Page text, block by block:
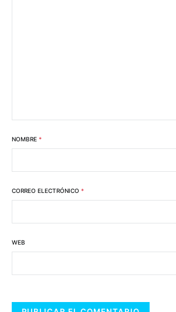
NOMBRE *
CORREO ELECTRÓNICO *
WEB